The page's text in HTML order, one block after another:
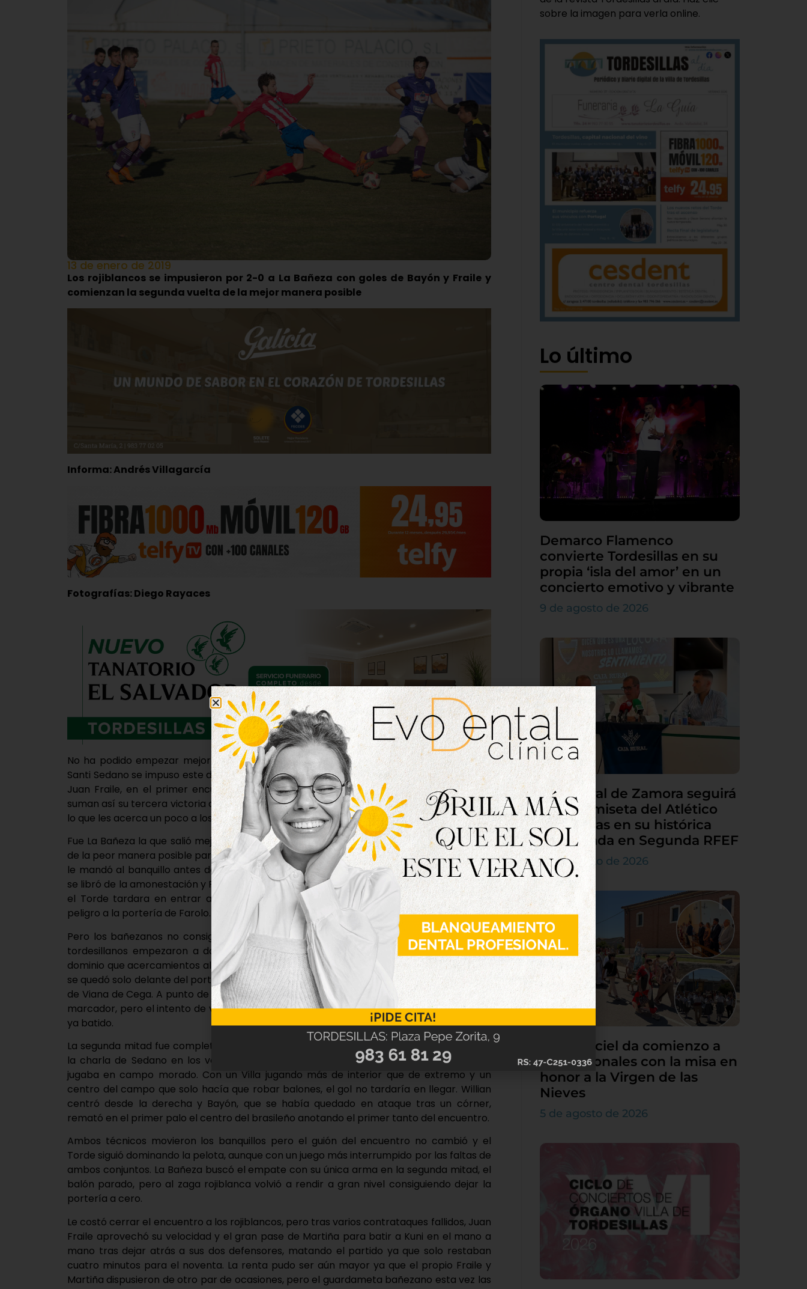
13 de enero de 2019
Los rojiblancos se impusieron por 2-0 a La Bañeza con goles de Bayón y Fraile y
comienzan la segunda vuelta de la mejor manera posible
Informa: Andrés Villagarcía
Fotografías: Diego Rayaces
No ha podido empezar mejor el 2019 para el Atlético Tordesillas. El conjunto que dirige
Santi Sedano se impuso este domingo a La Bañeza por 2-0, con goles de Alberto Bayón y
Juan Fraile, en el primer encuentro para ambos de la segunda vuelta. Los rojiblancos
suman así su tercera victoria consecutiva y suman cinco jornadas sin conocer la derrota,
lo que les acerca un poco a los puestos de play-off.
Fue La Bañeza la que salió mejor al césped de Las Salinas en un encuentro que comenzó
de la peor manera posible para los rojiblancos. Una fuerte entrada de Bili a Sergio Estévez
le mandó al banquillo antes de tiempo lesionado del tobillo derecho. El jugador visitante
se libró de la amonestación y Ruiz tuvo que sustituir al lateral derecho. Ese hecho hizo que
el Torde tardara en entrar al encuentro y su rival lo aprovechó para acercarse con
peligro a la portería de Farolo.
Pero los bañezanos no consiguieron batir al guardameta rojiblanco y poco a poco los
tordesillanos empezaron a dominar el balón con posesiones largas, aunque con más
dominio que acercamientos al área de Kuni hasta mediada la primera parte, cuando Villa
se quedó solo delante del portero, pero este tapó bien el espacio y despejó el disparo del
de Viana de Cega. A punto de irse al descanso, el Torde volvió a estar a punto de abrir el
marcador, pero el intento de vaselina de Ruiz se marchó rozando el larguero con un Kuni
ya batido.
La segunda mitad fue completamente de dominio rojiblanco. Desde el inicio se notó que
la charla de Sedano en los vestuarios había dado sus frutos y prácticamente solo se
jugaba en campo morado. Con un Villa jugando más de interior que de extremo y un
centro del campo que solo hacía que robar balones, el gol no tardaría en llegar. Willian
centró desde la derecha y Bayón, que se había quedado en ataque tras un córner,
remató en el primer palo el centro del brasileño anotando el primer tanto del encuentro.
Ambos técnicos movieron los banquillos pero el guión del encuentro no cambió y el
Torde siguió dominando la pelota, aunque con un juego más interrumpido por las faltas de
ambos conjuntos. La Bañeza buscó el empate con su única arma en la segunda mitad, el
balón parado, pero al zaga rojiblanca volvió a rendir a gran nivel consiguiendo dejar la
portería a cero.
Le costó cerrar el encuentro a los rojiblancos, pero tras varios contrataques fallidos, Juan
Fraile aprovechó su velocidad y el gran pase de Martiña para batir a Kuni en el mano a
mano tras dejar atrás a sus dos defensores, matando el partido ya que solo restaban
cuatro minutos para el noventa. La renta pudo ser aún mayor ya que el propio Fraile y
Martiña dispusieron de otro par de ocasiones, pero el guardameta bañezano esta vez las
sobre la imagen para verla online.
Lo último
Demarco Flamenco
convierte Tordesillas en su
propia ‘isla del amor’ en un
concierto emotivo y vibrante
9 de agosto de 2026
Caja Rural de Zamora seguirá
en la camiseta del Atlético
Tordesillas en su histórica
temporada en Segunda RFEF
7 de agosto de 2026
Villamarciel da comienzo a
sus patronales con la misa en
honor a la Virgen de las
Nieves
5 de agosto de 2026